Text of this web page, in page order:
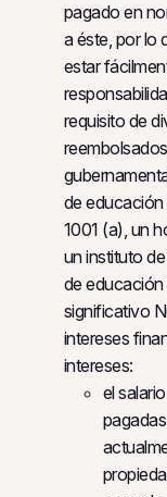
pagado en
a éste, por lo
estar
requisito de
de educación
1001 (a), un
un instituto
de educación
significativo
intereses
intereses:
el